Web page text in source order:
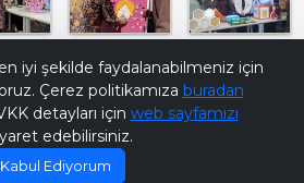
iyi şekilde faydalanabilmeniz için
Çerez politikamıza buradan
detayları için web sayfamızı
edebilirsiniz.
Kabul Ediyorum
Bana Soru Sor | Ask Me